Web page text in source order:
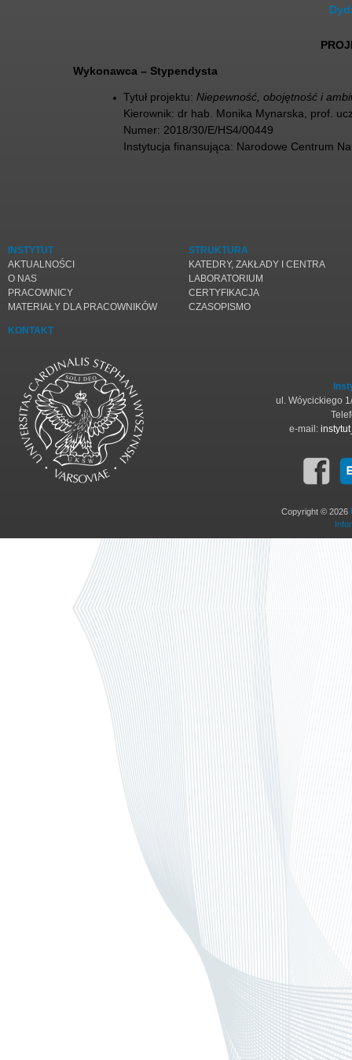
Wykonawca – Stypendysta
Tytuł projektu:Niepewność, obojętność i
Kierownik: dr hab. Monika Mynarska, prof.
Numer: 2018/30/E/HS4/00449
Instytucja finansująca: Narodowe Centrum
INSTYTUT
AKTUALNOŚCI
O NAS
PRACOWNICY
MATERIAŁY DLA PRACOWNIKÓW
KONTAKT
STRUKTURA
KATEDRY, ZAKŁADY I CENTRA
LABORATORIUM
CERTYFIKACJA
CZASOPISMO
ul. Wóycickiego
e-mail:
Copyright © 2026